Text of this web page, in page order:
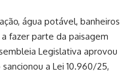
água potável, banheiros
fazer parte da paisagem
Legislativa aprovou
a Lei 10.960/25,